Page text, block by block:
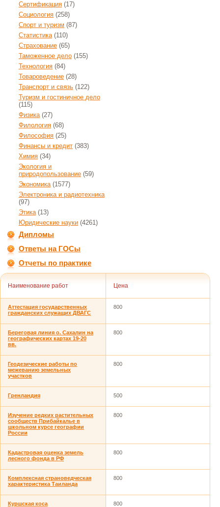
Сертификация (17)
Социология (258)
Спорт и туризм (87)
Статистика(110)
Страхование (65)
Таможенное дело (155)
Технология (84)
Товароведение (28)
Транспорт и связь (122)
Туризм и гостиничное дело
(115)
Физика(27)
Филология (68)
Философия (25)
Финансы и кредит (383)
Химия (34)
Экология и
природопользование (59)
Экономика(1577)
Электроника и радиотехника
(97)
Этика(13)
Юридические науки (4261)
Дипломы
Ответы на ГОСы
Отчеты по практике
Наименование работ Цена
Аттестация государственных
гражданских служащих ДВАГС
800
Береговая линия о. Сахалин на
географических картах 19-20
вв.
800
Геодезические работы по
межеванию земельных
участков
800
Гренландия 500
Изучение редких растительных
сообществ Прибайкалье в
школьном курсе географии
России
800
Кадастровая оценка земель
лесного фонда в РФ
800
Комплексная страноведческая
характеристика Таиланда
800
Куршская коса 800